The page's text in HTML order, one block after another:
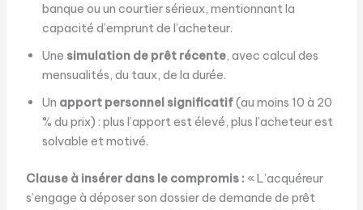
banque ou un courtier sérieux, mentionnant la
capacité d’emprunt de l’acheteur.
Une simulation de prêt récente, avec calcul des
mensualités, du taux, de la durée.
Un apport personnel significatif(au moins 10 à 20
% du prix) : plus l’apport est élevé, plus l’acheteur est
solvable et motivé.
Clause à insérer dans le compromis :« L’acquéreur
s’engage à déposer son dossier de demande de prêt